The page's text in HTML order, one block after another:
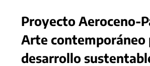
Proyecto Aeroceno-
Arte contemporáneo
desarrollo